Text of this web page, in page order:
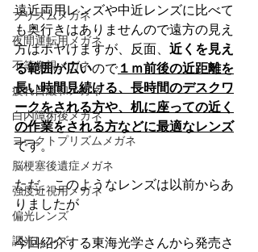
プリズムメガネ
夜間運転用メガネ
不等像視メガネ
疲れ目緩和メガネ
白内障術後メガネ
ヨークトプリズムメガネ
脳梗塞後遺症メガネ
強度近視用メガネ
偏光レンズ
調光レンズ
遠近両用レンズや中近レンズに比べて
も奥行きはありませんので遠方の見え
方はボヤけますが、反面、 近くを見え
る範囲が広いので１ｍ前後の近距離を
長い時間見続ける、長時間のデスクワ
ークをされる方や、机に座っての近く
の作業をされる方などに最適なレンズ
です。
ただ、このようなレンズは以前からあ
りましたが
今回紹介する東海光学さんから発売さ